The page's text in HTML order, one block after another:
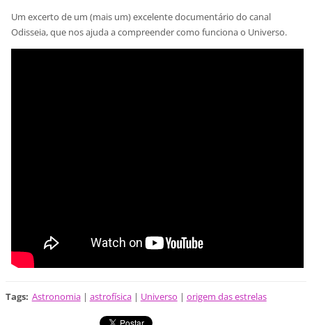
Um excerto de um (mais um) excelente documentário do canal
Odisseia, que nos ajuda a compreender como funciona o Universo.
Tags: Astronomia | astrofísica | Universo | origem das estrelas